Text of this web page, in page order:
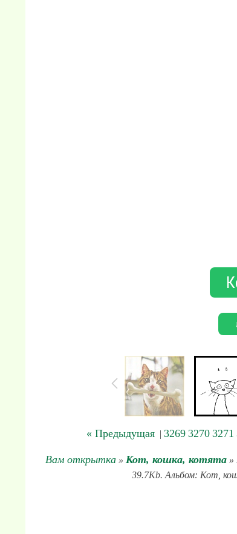
« Предыдущая| 3269 3270 3271
Вам открытка » Кот, кошка, котята »
39.7Kb. Альбом: Кот,